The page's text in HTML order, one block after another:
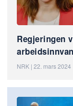
Regjeringen
NRK | 22. mars 2024